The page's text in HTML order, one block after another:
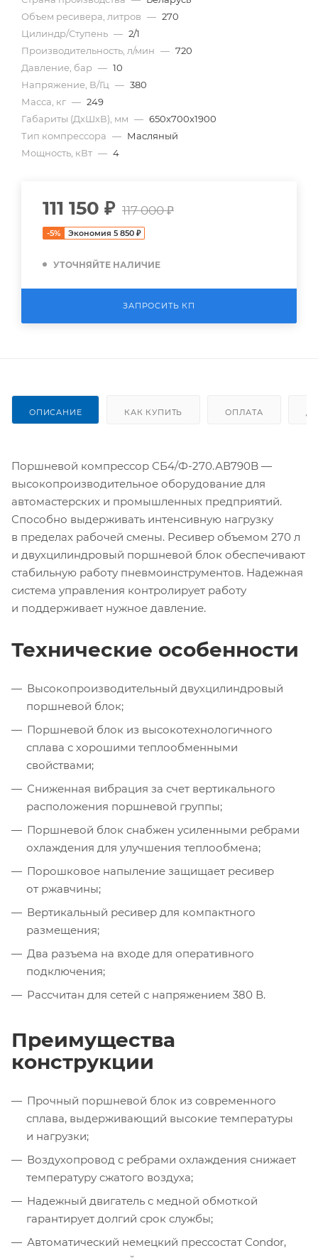
Объем ресивера, литров — 270
Цилиндр/Ступень — 2/1
Производительность, л/мин — 720
Давление, бар — 10
Напряжение, В/Гц — 380
Масса, кг — 249
Габариты (ДхШхВ), мм — 650x700x1900
Тип компрессора — Масляный
Мощность, кВт — 4
111 150 ₽ 117 000₽
-5% Экономия 5 850 ₽
УТОЧНЯЙТЕ НАЛИЧИЕ
ЗАПРОСИТЬ КП
ОПИСАНИЕ КАК КУПИТЬ ОПЛАТА
Поршневой компрессор СБ4/Ф-270.АВ790B —
высокопроизводительное оборудование для
автомастерских и промышленных предприятий.
Способно выдерживать интенсивную нагрузку
в пределах рабочей смены. Ресивер объемом 270 л
и двухцилиндровый поршневой блок обеспечивают
стабильную работу пневмоинструментов. Надежная
система управления контролирует работу
и поддерживает нужное давление.
Технические особенности
Высокопроизводительный двухцилиндровый
поршневой блок;
Поршневой блок из высокотехнологичного
сплава с хорошими теплообменными
свойствами;
Сниженная вибрация за счет вертикального
расположения поршневой группы;
Поршневой блок снабжен усиленными ребрами
охлаждения для улучшения теплообмена;
Порошковое напыление защищает ресивер
от ржавчины;
Вертикальный ресивер для компактного
размещения;
Два разъема на входе для оперативного
подключения;
Рассчитан для сетей с напряжением 380 В.
Преимущества
конструкции
Прочный поршневой блок из современного
сплава, выдерживающий высокие температуры
и нагрузки;
Воздухопровод с ребрами охлаждения снижает
температуру сжатого воздуха;
Надежный двигатель с медной обмоткой
гарантирует долгий срок службы;
Автоматический немецкий прессостат Condor,